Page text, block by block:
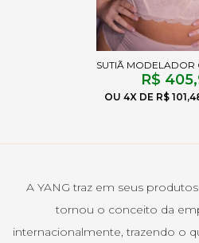
R$
4X R$
A YANG traz em seus
tornou o conceito da
internacionalmente, trazendo o